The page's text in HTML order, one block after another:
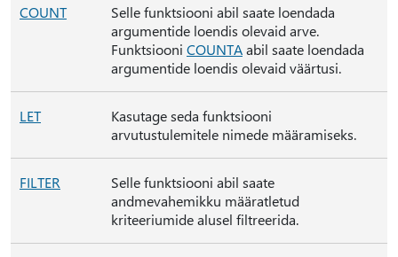
COUNT
Selle funktsiooni abil saate loendada
argumentide loendis olevaid arve.
Funktsiooni COUNTAabil saate loendada
argumentide loendis olevaid väärtusi.
LET
Kasutage seda funktsiooni
arvutustulemitele nimede määramiseks.
FILTER
Selle funktsiooni abil saate
andmevahemikku määratletud
kriteeriumide alusel filtreerida.